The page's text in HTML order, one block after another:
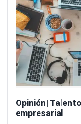
Opinión|
empresarial